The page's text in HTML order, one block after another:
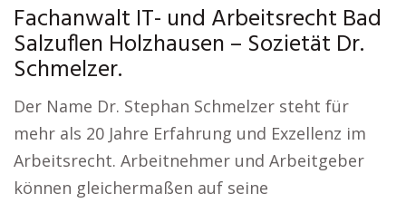
Fachanwalt IT- und Arbeitsrecht Bad
Salzuflen Holzhausen – Sozietät Dr.
Schmelzer.
Der Name Dr. Stephan Schmelzer steht für
mehr als 20 Jahre Erfahrung und Exzellenz im
Arbeitsrecht. Arbeitnehmer und Arbeitgeber
können gleichermaßen auf seine